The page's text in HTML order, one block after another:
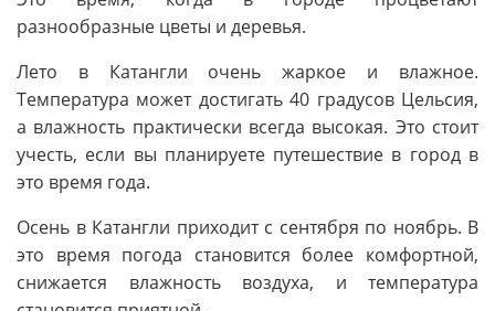
разнообразные цветы и деревья.
Лето в Катангли очень жаркое и влажное.
Температура может достигать 40 градусов Цельсия,
а влажность практически всегда высокая. Это стоит
учесть, если вы планируете путешествие в город в
это время года.
Осень в Катангли приходит с сентября по ноябрь. В
это время погода становится более комфортной,
снижается влажность воздуха, и температура